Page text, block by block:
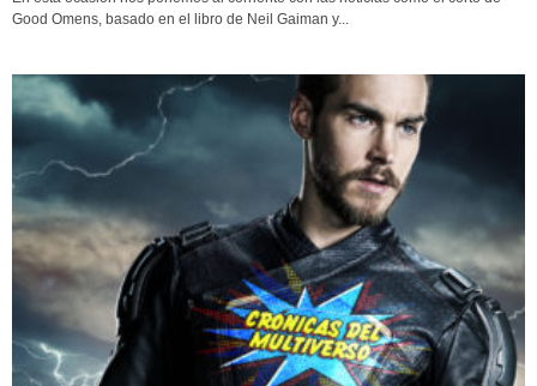
Good Omens, basado en el libro de Neil Gaiman y...